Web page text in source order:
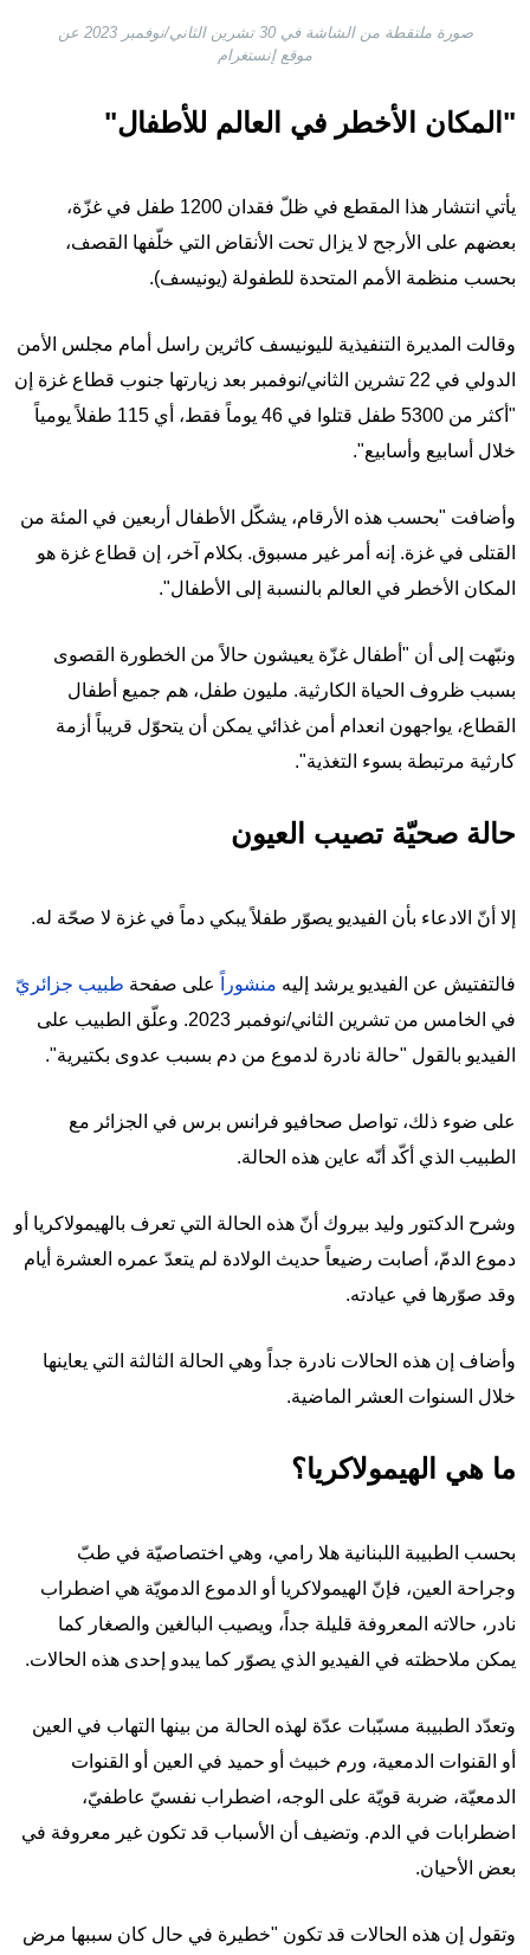
صورة ملتقطة من الشاشة في 30 تشرين الثاني/نوفمبر 2023 عن
موقع إنستغرام
"المكان الأخطر في العالم للأطفال"
يأتي انتشار هذا المقطع في ظلّ فقدان 1200 طفل في غزّة،
بعضهم على الأرجح لا يزال تحت الأنقاض التي خلّفها القصف،
بحسب منظمة الأمم المتحدة للطفولة (يونيسف).
وقالت المديرة التنفيذية لليونيسف كاثرين راسل أمام مجلس الأمن
الدولي في 22 تشرين الثاني/نوفمبر بعد زيارتها جنوب قطاع غزة إن
"أكثر من 5300 طفل قتلوا في 46 يوماً فقط، أي 115 طفلاً يومياً
خلال أسابيع وأسابيع".
وأضافت "بحسب هذه الأرقام، يشكّل الأطفال أربعين في المئة من
القتلى في غزة. إنه أمر غير مسبوق. بكلام آخر، إن قطاع غزة هو
المكان الأخطر في العالم بالنسبة إلى الأطفال".
ونبّهت إلى أن "أطفال غزّة يعيشون حالاً من الخطورة القصوى
بسبب ظروف الحياة الكارثية. مليون طفل، هم جميع أطفال
القطاع، يواجهون انعدام أمن غذائي يمكن أن يتحوّل قريباً أزمة
كارثية مرتبطة بسوء التغذية".
حالة صحيّة تصيب العيون
إلا أنّ الادعاء بأن الفيديو يصوّر طفلاً يبكي دماً في غزة لا صحّة له.
فالتفتيش عن الفيديو يرشد إليه منشوراً على صفحة طبيب جزائريّ
في الخامس من تشرين الثاني/نوفمبر 2023. وعلّق الطبيب على
الفيديو بالقول "حالة نادرة لدموع من دم بسبب عدوى بكتيرية".
على ضوء ذلك، تواصل صحافيو فرانس برس في الجزائر مع
الطبيب الذي أكّد أنّه عاين هذه الحالة.
وشرح الدكتور وليد بيروك أنّ هذه الحالة التي تعرف بالهيمولاكريا أو
دموع الدمّ، أصابت رضيعاً حديث الولادة لم يتعدّ عمره العشرة أيام
وقد صوّرها في عيادته.
وأضاف إن هذه الحالات نادرة جداً وهي الحالة الثالثة التي يعاينها
خلال السنوات العشر الماضية.
ما هي الهيمولاكريا؟
بحسب الطبيبة اللبنانية هلا رامي، وهي اختصاصيّة في طبّ
وجراحة العين، فإنّ الهيمولاكريا أو الدموع الدمويّة هي اضطراب
نادر، حالاته المعروفة قليلة جداً، ويصيب البالغين والصغار كما
يمكن ملاحظته في الفيديو الذي يصوّر كما يبدو إحدى هذه الحالات.
وتعدّد الطبيبة مسبّبات عدّة لهذه الحالة من بينها التهاب في العين
أو القنوات الدمعية، ورم خبيث أو حميد في العين أو القنوات
الدمعيّة، ضربة قويّة على الوجه، اضطراب نفسيّ عاطفيّ،
اضطرابات في الدم. وتضيف أن الأسباب قد تكون غير معروفة في
بعض الأحيان.
وتقول إن هذه الحالات قد تكون "خطيرة في حال كان سببها مرض